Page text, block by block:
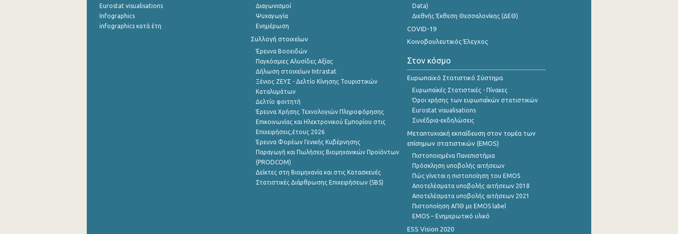
Eurostat visualisations
Infographics
infographics κατά έτη
Διαγωνισμοί
Ψυχαγωγία
Ενημέρωση
Συλλογή στοιχείων
Έρευνα Βοοειδών
Παγκόσμιες Αλυσίδες Αξίας
Δήλωση στοιχείων Intrastat
Ξένιος ΖΕΥΣ - Δελτίο Κίνησης Τουριστικών
Καταλυμάτων
Δελτίο φοιτητή
Έρευνα Χρήσης Τεχνολογιών Πληροφόρησης
Επικοινωνίας και Ηλεκτρονικού Εμπορίου στις
Επιχειρήσεις,έτους 2026
Έρευνα Φορέων Γενικής Κυβέρνησης
Παραγωγή και Πωλήσεις Βιομηχανικών Προϊόντων
(PRODCOM)
Δείκτες στη Βιομηχανία και στις Κατασκευές
Στατιστικές Διάρθρωσης Επιχειρήσεων (SBS)
Data)
Διεθνής Έκθεση Θεσσαλονίκης (ΔΕΘ)
COVID-19
Κοινοβουλευτικός Έλεγχος
Στον κόσμο
Ευρωπαϊκό Στατιστικό Σύστημα
Ευρωπαϊκές Στατιστικές - Πίνακες
Όροι χρήσης των ευρωπαΪκών στατιστικών
Eurostat visualisations
Συνέδρια-εκδηλώσεις
Μεταπτυχιακή εκπαίδευση στον τομέα των
επίσημων στατιστικών (EMOS)
Πιστοποιημένα Πανεπιστήμια
Πρόσκληση υποβολής αιτήσεων
Πώς γίνεται η πιστοποίηση του EMOS
Αποτελέσματα υποβολής αιτήσεων 2018
Αποτελέσματα υποβολής αιτήσεων 2021
Πιστοποίηση ΑΠΘ με EMOS label
EMOS – Ενημερωτικό υλικό
ESS Vision 2020